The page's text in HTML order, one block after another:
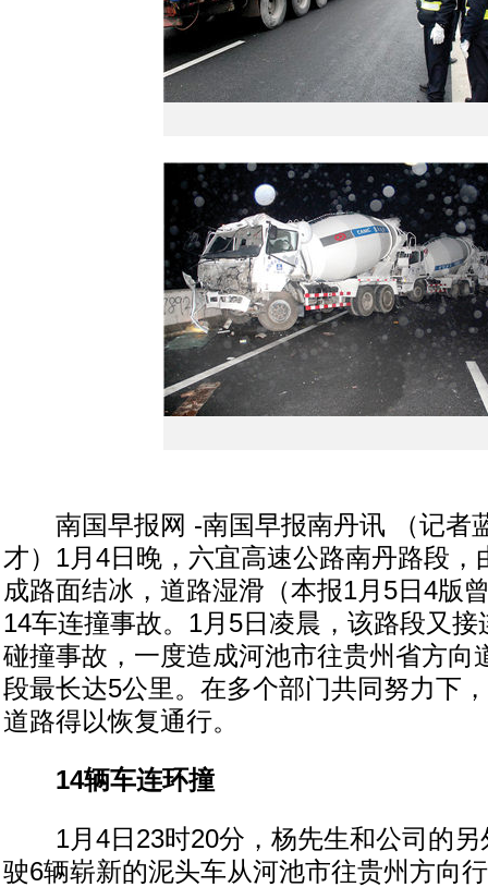
南国早报网 -南国早报南丹讯 （记者
才）1月4日晚，六宜高速公路南丹路段，
成路面结冰，道路湿滑（本报1月5日4版
14车连撞事故。1月5日凌晨，该路段又
碰撞事故，一度造成河池市往贵州省方向
段最长达5公里。在多个部门共同努力下
道路得以恢复通行。
14辆车连环撞
1月4日23时20分，杨先生和公司的另
驶6辆崭新的泥头车从河池市往贵州方向